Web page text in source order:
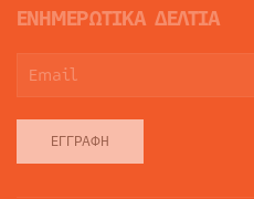
ΕΝΗΜΕΡΩΤΙΚΑ ΔΕΛΤΙΑ
ΕΓΓΡΑΦΉ